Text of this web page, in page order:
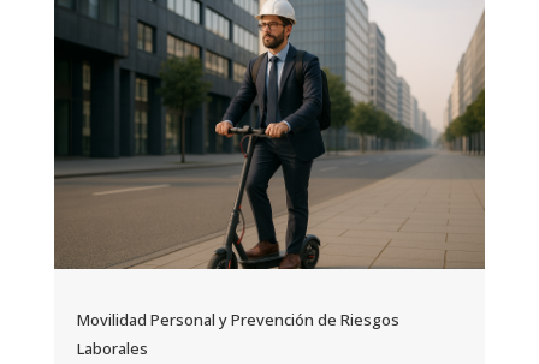
Movilidad Personal y Prevención de Riesgos
Laborales